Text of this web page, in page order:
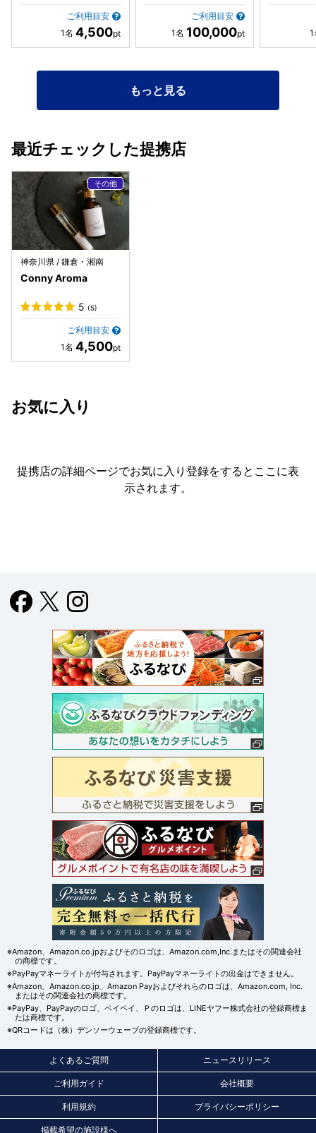
ご利用目安
4,500
ご利用目安
100,000
もっと見る
最近チェックした提携店
神奈川県 / 鎌倉・湘南
Conny Aroma
5 (5)
ご利用目安
4,500
お気に入り
提携店の詳細ページでお気に入り登録をすると ここに表
示されます。
※Amazon、Amazon.co.jpおよびそのロゴは、Amazon.com,Inc.またはその関連会社
の商標です。
※PayPayマネーライトが付与されます。PayPayマネーライトの出金はできません。
※Amazon、Amazon.co.jp、Amazon Payおよびそれらのロゴは、Amazon.com, Inc.
またはその関連会社の商標です。
※PayPay、PayPayのロゴ、ペイペイ、Ｐのロゴは、LINEヤフー株式会社の登録商標ま
たは商標です。
※QRコードは（株）デンソーウェーブの登録商標です。
よくあるご質問 ニュースリリース
ご利用ガイド 会社概要
利用規約 プライバシーポリシー
掲載希望の施設様へ